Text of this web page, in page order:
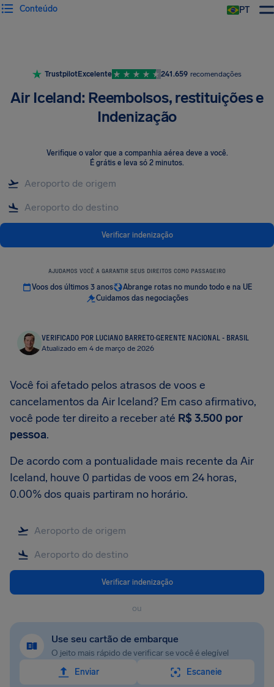
PT
Conteúdo
TrustpilotExcelente 241.659 recomendações
Air Iceland: Reembolsos, restituições e
Indenização
Verifique o valor que a companhia aérea deve a você.
É grátis e leva só 2 minutos.
Verificar indenização
AJUDAMOS VOCÊ A GARANTIR SEUS DIREITOS COMO PASSAGEIRO
Voos dos últimos 3 anos
Abrange rotas no mundo todo e na UE
Cuidamos das negociações
VERIFICADO POR LUCIANO BARRETO·GERENTE NACIONAL - BRASIL
Atualizado em 4 de março de 2026
Você foi afetado pelos atrasos de voos e
cancelamentos da Air Iceland? Em caso afirmativo,
você pode ter direito a receber até R$ 3.500 por
pessoa.
De acordo com a pontualidade mais recente da Air
Iceland, houve 0 partidas de voos em 24 horas,
0.00% dos quais partiram no horário.
Verificar indenização
ou
Use seu cartão de embarque
O jeito mais rápido de verificar se você é elegível
Enviar
Escaneie